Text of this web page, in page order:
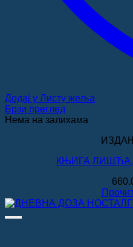
Додај у Листу жеља
Брзи преглед
Нема на залихама
КЊИГА ЛИШЋА,